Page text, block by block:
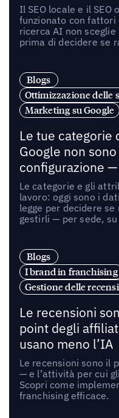
Il SEO locale e il SEO
funzionato con fattori
ricerca AI non
prima di decidere se
Blogs
Ottimizzazione delle
Marketing su Google
Le tue
Google non
configurazione
Le categorie e gli
lavoro: oggi sono i
legge per decidere
gestirli — per sede, su
Blogs
I brand in franchising
Gestione delle
Le recensioni
point degli
usano meno l’IA
Le recensioni sono il
— e l’attività per cui
Scopri come
franchising efficace.